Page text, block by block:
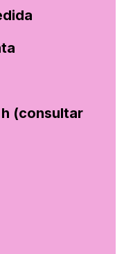
(consultar